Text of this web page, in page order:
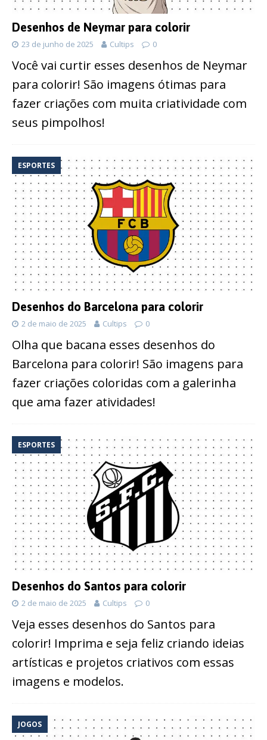
Desenhos de Neymar para colorir
23 de junho de 2025 Cultips 0
Você vai curtir esses desenhos de Neymar
para colorir! São imagens ótimas para
fazer criações com muita criatividade com
seus pimpolhos!
ESPORTES
Desenhos do Barcelona para colorir
2 de maio de 2025 Cultips 0
Olha que bacana esses desenhos do
Barcelona para colorir! São imagens para
fazer criações coloridas com a galerinha
que ama fazer atividades!
ESPORTES
Desenhos do Santos para colorir
2 de maio de 2025 Cultips 0
Veja esses desenhos do Santos para
colorir! Imprima e seja feliz criando ideias
artísticas e projetos criativos com essas
imagens e modelos.
JOGOS